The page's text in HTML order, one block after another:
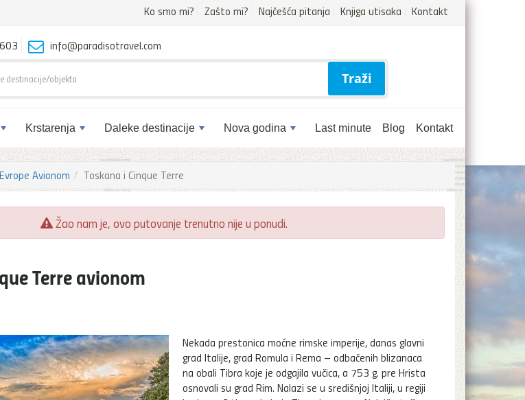
Ko smo mi? Zašto mi? Najčešća pitanja Knjiga utisaka Kontakt
Krstarenja Daleke destinacije Nova godina Last minute Blog Kontakt
info@paradisotravel.com
Traži
Avionom Toskana i Cinque Terre
Žao nam je, ovo putovanje trenutno nije u ponudi.
Terre avionom
Nekada prestonica moćne rimske imperije, danas glavni
grad Italije, grad Romula i Rema – odbačenih blizanaca
na obali Tibra koje je odgajila vučica, a 753 g. pre Hrista
osnovali su grad Rim. Nalazi se u središnjoj Italiji, u regiji